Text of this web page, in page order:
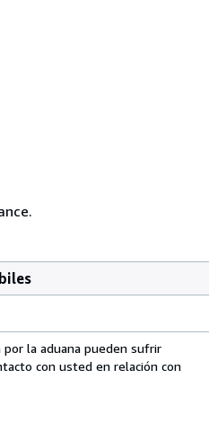
la aduana pueden sufrir
con usted en relación con